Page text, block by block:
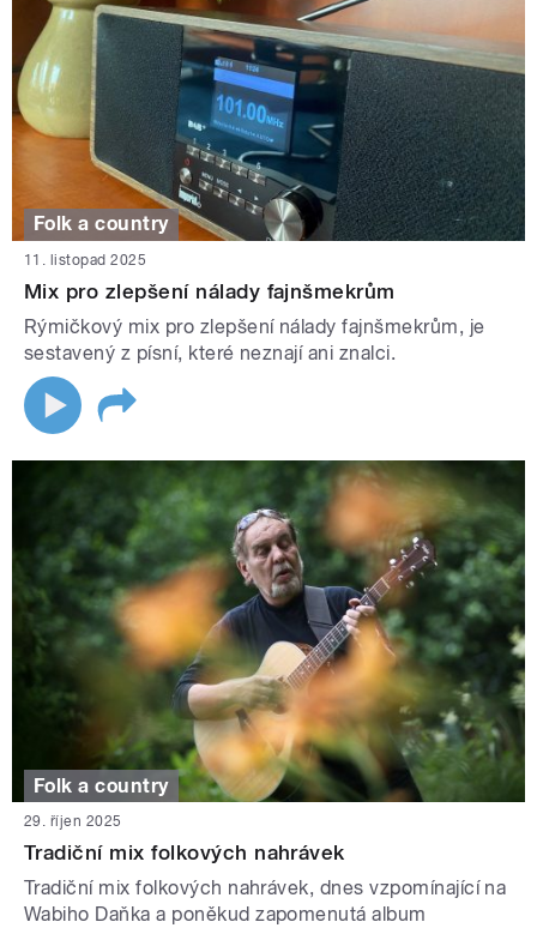
Folk a country
11. listopad 2025
Mix pro zlepšení nálady fajnšmekrům
Rýmičkový mix pro zlepšení nálady fajnšmekrům, je
sestavený z písní, které neznají ani znalci.
Folk a country
29. říjen 2025
Tradiční mix folkových nahrávek
Tradiční mix folkových nahrávek, dnes vzpomínající na
Wabiho Daňka a poněkud zapomenutá album